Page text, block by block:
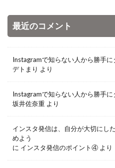
最近のコメント
Instagramで知らない人から勝手
デトまり より
Instagramで知らない人から勝手
坂井佐奈重 より
インスタ発信は、自分が大切にし
めよう
に インスタ発信のポイント④ より